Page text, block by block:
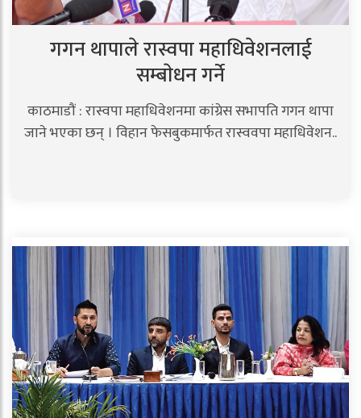
गगन थापाले रास्वपा महाधिवेशनलाई
सम्बाेधन गर्ने
काठमाडौं : रास्वपा महाधिवेशनमा कांग्रेस सभापति गगन थापा
जाने भएका छन् । विहान फेसबुकमार्फत रास्ववपा महाधिवेशन..